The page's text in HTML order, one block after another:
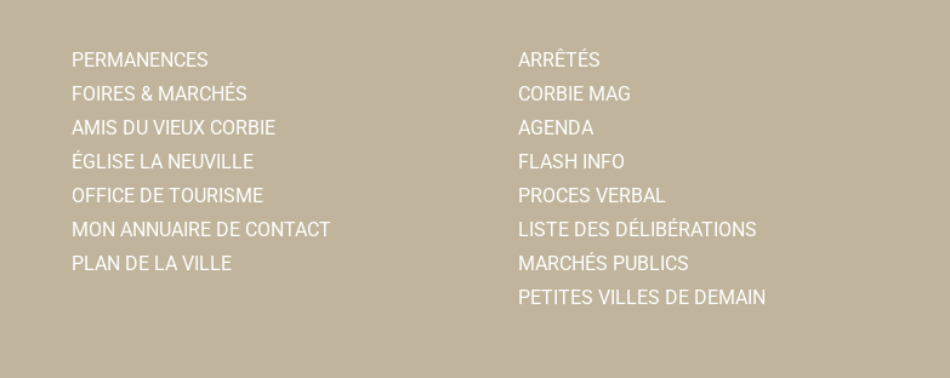
PERMANENCES
FOIRES & MARCHÉS
AMIS DU VIEUX CORBIE
ÉGLISE LA NEUVILLE
OFFICE DE TOURISME
MON ANNUAIRE DE CONTACT
PLAN DE LA VILLE
ARRÊTÉS
CORBIE MAG
AGENDA
FLASH INFO
PROCES VERBAL
LISTE DES DÉLIBÉRATIONS
MARCHÉS PUBLICS
PETITES VILLES DE DEMAIN